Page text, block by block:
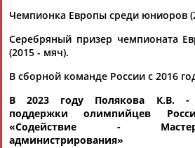
Чемпионка Европы среди юниоров
Серебряный призер чемпионата
(2015 - мяч).
В сборной команде России с 2016
В 2023 году Полякова К.В. -
поддержки олимпийцев
«Содействие -
администрирования»